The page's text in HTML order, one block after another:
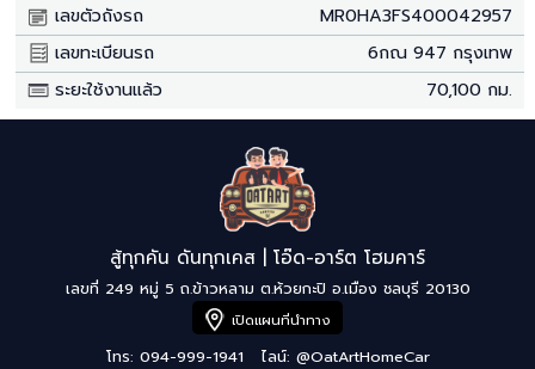
เลขตัวถังรถ
MR0HA3FS400042957
เลขทะเบียนรถ
6กณ 947 กรุงเทพ
ระยะใช้งานแล้ว
70,100 กม.
สู้ทุกคัน ดันทุกเคส | โอ๊ด-อาร์ต โฮมคาร์
เลขที่ 249 หมู่ 5 ถ.ข้าวหลาม ต.ห้วยกะปิ อ.เมือง ชลบุรี 20130
เปิดแผนที่นำทาง
โทร: 094-999-1941 ไลน์: @OatArtHomeCar